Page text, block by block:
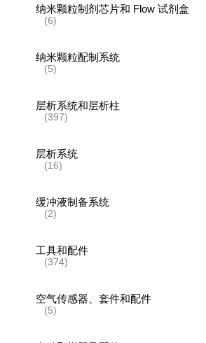
纳米颗粒制剂芯片和 Flow 试剂盒
(6)
纳米颗粒配制系统
(5)
层析系统和层析柱
(397)
层析系统
(16)
缓冲液制备系统
(2)
工具和配件
(374)
空气传感器、套件和配件
(5)